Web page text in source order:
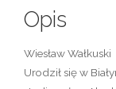
Opis
Wiesław Wałkuski
Urodził się w